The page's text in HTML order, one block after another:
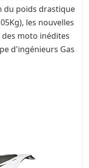
du poids drastique
les nouvelles
des moto inédites
d'ingénieurs Gas